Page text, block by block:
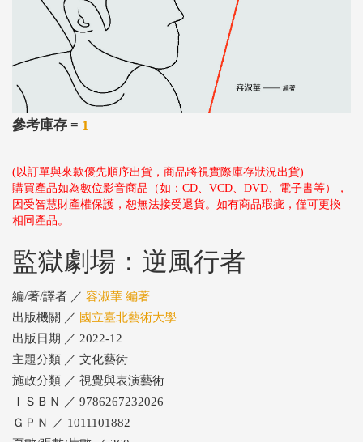
參考庫存 = 1
(以訂單與來款優先順序出貨，商品將視實際庫存狀況出貨)
購買產品如為數位影音商品（如：CD、VCD、DVD、電子書等），
因受智慧財產權保護，恕無法接受退貨。如有商品瑕疵，僅可更換
相同產品。
監獄劇場：逆風行者
編/著/譯者 ／ 容淑華 編著
出版機關 ／ 國立臺北藝術大學
出版日期 ／ 2022-12
主題分類 ／ 文化藝術
施政分類 ／ 視覺與表演藝術
ＩＳＢＮ ／ 9786267232026
ＧＰＮ ／ 1011101882